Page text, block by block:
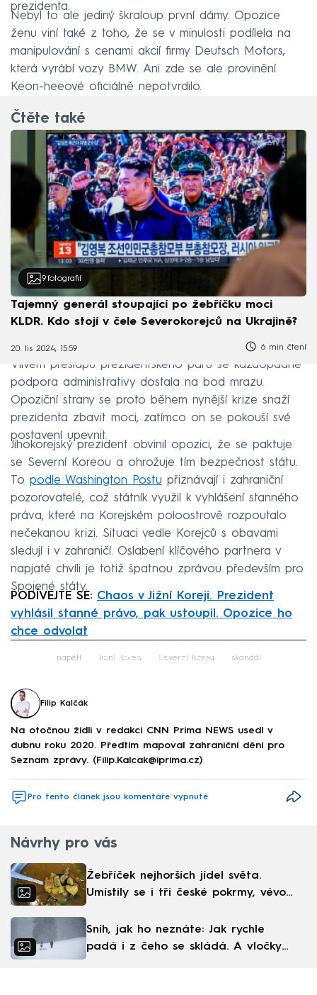
prezidenta.
Nebyl to ale jediný škraloup první dámy. Opozice
ženu viní také z toho, že se v minulosti podílela na
manipulování s cenami akcií firmy Deutsch Motors,
která vyrábí vozy BMW. Ani zde se ale provinění
Keon-heeové oficiálně nepotvrdilo.
Čtěte také
9 fotografií
Tajemný generál stoupající po žebříčku moci
KLDR. Kdo stojí v čele Severokorejců na Ukrajině?
20. lis 2024, 15:59 6 min čtení
Vlivem přešlapů prezidentského páru se každopádně
podpora administrativy dostala na bod mrazu.
Opoziční strany se proto během nynější krize snaží
prezidenta zbavit moci, zatímco on se pokouší své
postavení upevnit.
Jihokorejský prezident obvinil opozici, že se paktuje
se Severní Koreou a ohrožuje tím bezpečnost státu.
To podle Washington Postu přiznávají i zahraniční
pozorovatelé, což státník využil k vyhlášení stanného
práva, které na Korejském poloostrově rozpoutalo
nečekanou krizi. Situaci vedle Korejců s obavami
sledují i v zahraničí. Oslabení klíčového partnera v
napjaté chvíli je totiž špatnou zprávou především pro
Spojené státy.
PODÍVEJTE SE: Chaos v Jižní Koreji. Prezident
vyhlásil stanné právo, pak ustoupil. Opozice ho
chce odvolat
Failed to fetch
napětí Jižní Korea Severní Korea skandál
Filip Kalčák
Na otočnou židli v redakci CNN Prima NEWS usedl v
dubnu roku 2020. Předtím mapoval zahraniční dění pro
Seznam zprávy. (Filip.Kalcak@iprima.cz)
Pro tento článek jsou komentáře vypnuté
Návrhy pro vás
Žebříček nejhorších jídel světa.
Umístily se i tři české pokrmy, vévodí
Sníh, jak ho neznáte: Jak rychle
padá i z čeho se skládá. A vločky